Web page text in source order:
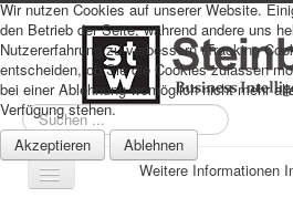
Suchen
...
Navigation
an/aus
Wir nutzen Cookies auf unserer Website.
den Betrieb der Seite, während andere uns
Nutzererfahrung zu verbessern (Tracking
entscheiden, ob Sie die Cookies zulassen
bei einer Ablehnung womöglich nicht mehr
Verfügung stehen.
Akzeptieren
Ablehnen
Weitere Informationen